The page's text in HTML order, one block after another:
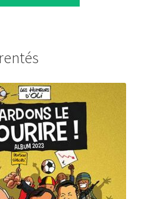
18,00 €. 15,00 €.